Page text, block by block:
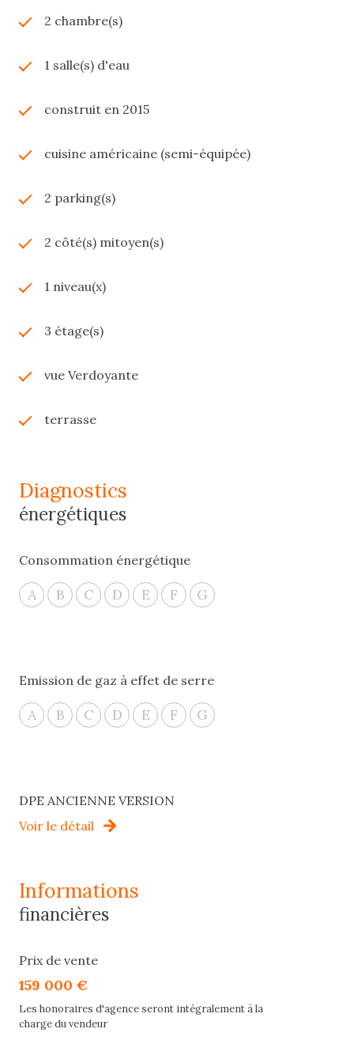
2 chambre(s)
1 salle(s) d'eau
construit en 2015
cuisine américaine (semi-équipée)
2 parking(s)
2 côté(s) mitoyen(s)
1 niveau(x)
3 étage(s)
vue Verdoyante
terrasse
diagnostics
énergétiques
Consommation énergétique
A B C D E F G
Emission de gaz à effet de serre
A B C D E F G
DPE ANCIENNE VERSION
Voir le détail
informations
financières
Prix de vente
159 000 €
Les honoraires d'agence seront intégralement à la
charge du vendeur